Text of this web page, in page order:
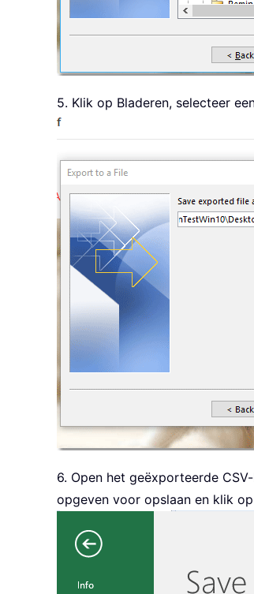
5. Klik op Bladeren, selecteer
6. Open het geëxporteerde
opgeven voor opslaan en klik op